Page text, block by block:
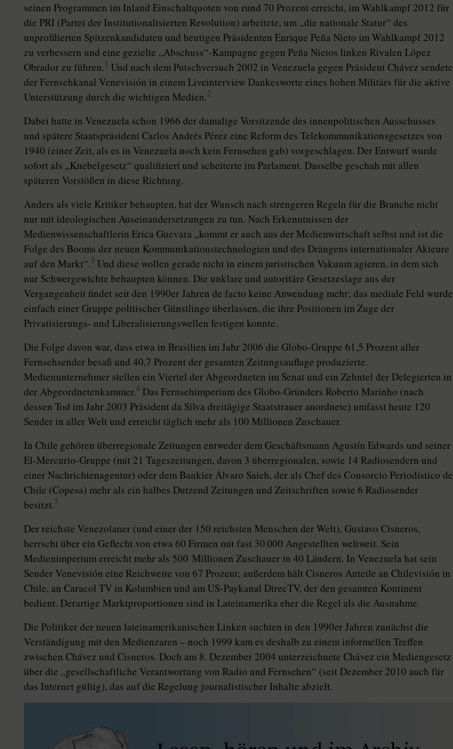
seinen Programmen im Inland Einschaltquoten von rund 70 Prozent erreicht, im Wahlkampf 2012 für
die PRI (Partei der Institutionalisierten Revolution) arbeitete, um „die nationale Statur“ des
unprofilierten Spitzenkandidaten und heutigen Präsidenten Enrique Peña Nieto im Wahlkampf 2012
zu verbessern und eine gezielte „Abschuss“-Kampagne gegen Peña Nietos linken Rivalen López
Obrador zu führen. 1 Und nach dem Putschversuch 2002 in Venezuela gegen Präsident Chávez sendete
der Fernsehkanal Venevisión in einem Liveinterview Dankesworte eines hohen Militärs für die aktive
Unterstützung durch die wichtigen Medien.2
Dabei hatte in Venezuela schon 1966 der damalige Vorsitzende des innenpolitischen Ausschusses
und spätere Staatspräsident Carlos Andrés Pérez eine Reform des Telekommunikationsgesetzes von
1940 (einer Zeit, als es in Venezuela noch kein Fernsehen gab) vorgeschlagen. Der Entwurf wurde
sofort als „Knebelgesetz“ qualifiziert und scheiterte im Parlament. Dasselbe geschah mit allen
späteren Vorstößen in diese Richtung.
Anders als viele Kritiker behaupten, hat der Wunsch nach strengeren Regeln für die Branche nicht
nur mit ideologischen Auseinandersetzungen zu tun. Nach Erkenntnissen der
Medienwissenschaftlerin Erica Guevara „kommt er auch aus der Medienwirtschaft selbst und ist die
Folge des Booms der neuen Kommunikationstechnologien und des Drängens internationaler Akteure
auf den Markt“.3 Und diese wollen gerade nicht in einem juristischen Vakuum agieren, in dem sich
nur Schwergewichte behaupten können. Die unklare und autoritäre Gesetzeslage aus der
Vergangenheit findet seit den 1990er Jahren de facto keine Anwendung mehr; das mediale Feld wurde
einfach einer Gruppe politischer Günstlinge überlassen, die ihre Positionen im Zuge der
Privatisierungs- und Liberalisierungswellen festigen konnte.
Die Folge davon war, dass etwa in Brasilien im Jahr 2006 die Globo-Gruppe 61,5 Prozent aller
Fernsehsender besaß und 40,7 Prozent der gesamten Zeitungsauflage produzierte.
Medienunternehmer stellen ein Viertel der Abgeordneten im Senat und ein Zehntel der Delegierten in
der Abgeordnetenkammer.4 Das Fernsehimperium des Globo-Gründers Roberto Marinho (nach
dessen Tod im Jahr 2003 Präsident da Silva dreitägige Staatstrauer anordnete) umfasst heute 120
Sender in aller Welt und erreicht täglich mehr als 100 Millionen Zuschauer.
In Chile gehören überregionale Zeitungen entweder dem Geschäftsmann Agustín Edwards und seiner
El-Mercurio-Gruppe (mit 21 Tageszeitungen, davon 3 überregionalen, sowie 14 Radiosendern und
einer Nachrichtenagentur) oder dem Bankier Álvaro Saieh, der als Chef des Consorcio Periodístico de
Chile (Copesa) mehr als ein halbes Dutzend Zeitungen und Zeitschriften sowie 6 Radiosender
besitzt.5
Der reichste Venezolaner (und einer der 150 reichsten Menschen der Welt), Gustavo Cisneros,
herrscht über ein Geflecht von etwa 60 Firmen mit fast 30 000 Angestellten weltweit. Sein
Medienimperium erreicht mehr als 500 Millionen Zuschauer in 40 Ländern. In Venezuela hat sein
Sender Venevisión eine Reichweite von 67 Prozent; außerdem hält Cisneros Anteile an Chilevisión in
Chile, an Caracol TV in Kolumbien und am US-Paykanal DirecTV, der den gesamten Kontinent
bedient. Derartige Marktproportionen sind in Lateinamerika eher die Regel als die Ausnahme.
Die Politiker der neuen lateinamerikanischen Linken suchten in den 1990er Jahren zunächst die
Verständigung mit den Medienzaren – noch 1999 kam es deshalb zu einem informellen Treffen
zwischen Chávez und Cisneros. Doch am 8. Dezember 2004 unterzeichnete Chávez ein Mediengesetz
über die „gesellschaftliche Verantwortung von Radio und Fernsehen“ (seit Dezember 2010 auch für
das Internet gültig), das auf die Regelung journalistischer Inhalte abzielt.